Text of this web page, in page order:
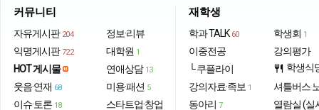
커뮤니티
자유게시판 204
익명게시판 722
HOT 게시물
웃음·연재 68
이슈·토론 18
정보·리뷰
대학원 1
연애상담 13
미용·패션 5
스타트업·창업
재학생
학과 TALK 60
이중전공
└ 쿠플라이
강의자료·족보 1
동아리 7
학생회 1
강의평가
restaurant 학생식
셔틀버스
열람실 (실